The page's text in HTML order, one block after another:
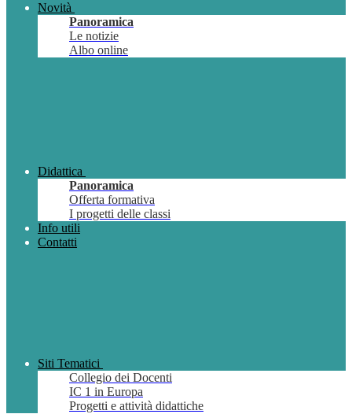
Novità
Panoramica
Le notizie
Albo online
Didattica
Panoramica
Offerta formativa
I progetti delle classi
Info utili
Contatti
Siti Tematici
Collegio dei Docenti
IC 1 in Europa
Progetti e attività didattiche